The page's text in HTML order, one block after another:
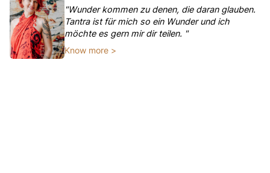
"Wunder kommen zu denen, die daran glauben.
Tantra ist für mich so ein Wunder und ich
möchte es gern mir dir teilen. "
Know more >